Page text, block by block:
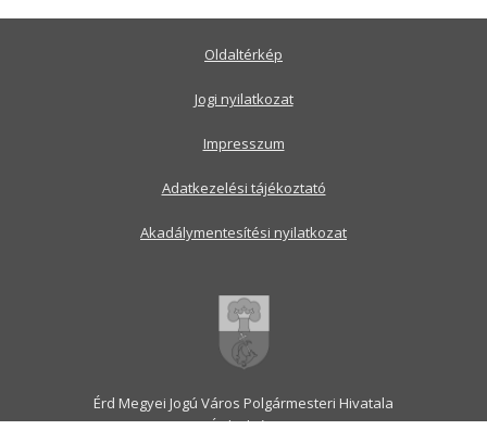
Érd Megyei Jogú Város Polgármesteri Hivatala
2030 Érd, Alsó utca 1.
Oldaltérkép
Jogi nyilatkozat
Impresszum
Adatkezelési tájékoztató
Akadálymentesítési nyilatkozat